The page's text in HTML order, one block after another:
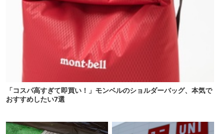
「コスパ高すぎて即買い！」モンベルのショルダーバッグ、本気で
おすすめしたい7選